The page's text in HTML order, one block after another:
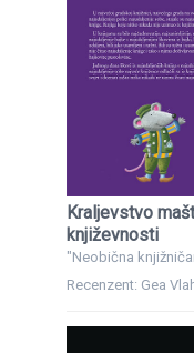
Kraljevstvo
književnosti
"Neobična
Recenzent: Gea